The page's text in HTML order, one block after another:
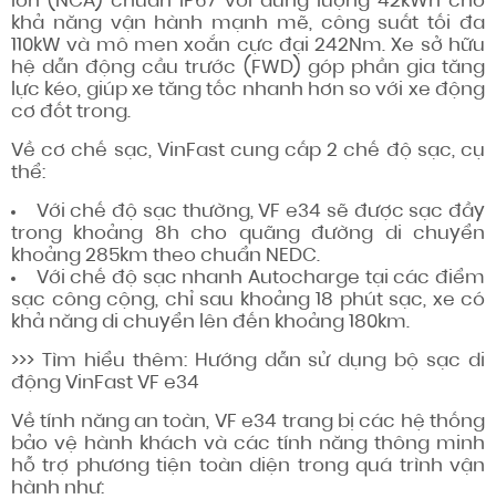
khả năng vận hành mạnh mẽ, công suất tối đa
110kW và mô men xoắn cực đại 242Nm. Xe sở hữu
hệ dẫn động cầu trước (FWD) góp phần gia tăng
lực kéo, giúp xe tăng tốc nhanh hơn so với xe động
cơ đốt trong.
Về cơ chế sạc, VinFast cung cấp 2 chế độ sạc, cụ
thể:
Với chế độ sạc thường, VF e34 sẽ được sạc đầy
trong khoảng 8h cho quãng đường di chuyển
khoảng 285km theo chuẩn NEDC.
Với chế độ sạc nhanh Autocharge tại các điểm
sạc công cộng, chỉ sau khoảng 18 phút sạc, xe có
khả năng di chuyển lên đến khoảng 180km.
>>> Tìm hiểu thêm: Hướng dẫn sử dụng bộ sạc di
động VinFast VF e34
Về tính năng an toàn, VF e34 trang bị các hệ thống
bảo vệ hành khách và các tính năng thông minh
hỗ trợ phương tiện toàn diện trong quá trình vận
hành như: